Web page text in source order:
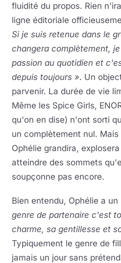
fluidité du propos. Rien
ligne éditoriale
Si je suis retenue dans le
changera complètement,
passion au quotidien et
depuis toujours ». Un
parvenir. La durée de vie
Même les Spice Girls,
qu'on en dise) n'ont sorti
un complètement nul.
Ophélie grandira,
atteindre des sommets
soupçonne pas encore.
Bien entendu, Ophélie a
genre de partenaire c'est
charme, sa gentillesse et
Typiquement le genre de
jamais un jour sans